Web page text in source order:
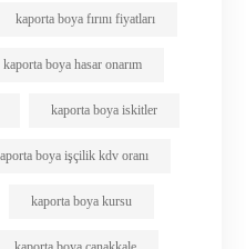
kaporta boya fırını fiyatları
kaporta boya hasar onarım
kaporta boya iskitler
boya işçilik kdv oranı
kaporta boya kursu